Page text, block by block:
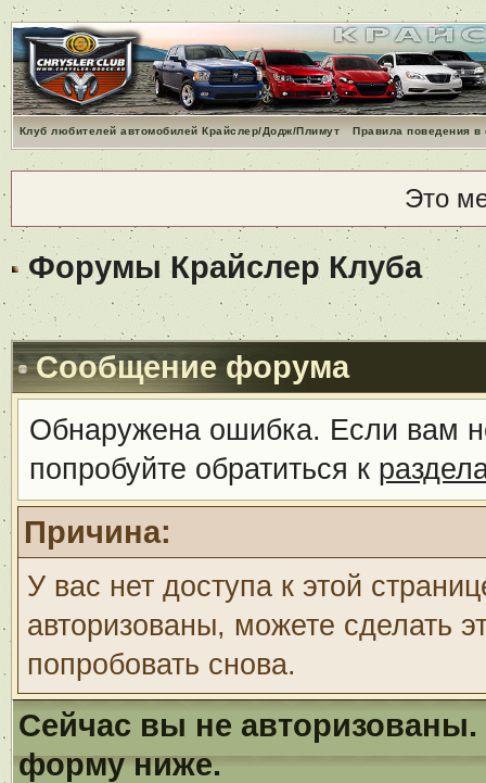
Клуб любителей автомобилей Крайслер/Додж/Плимут Правила поведения
Это
Форумы Крайслер Клуба
Сообщение форума
Обнаружена ошибка. Если вам
попробуйте обратиться к
Причина:
У вас нет доступа к этой
авторизованы, можете сделать
попробовать снова.
Сейчас вы не авторизованы.
форму ниже.